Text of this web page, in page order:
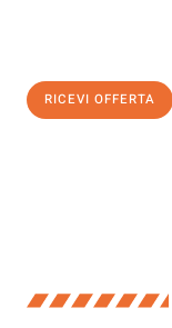
RICEVI OFFERTA